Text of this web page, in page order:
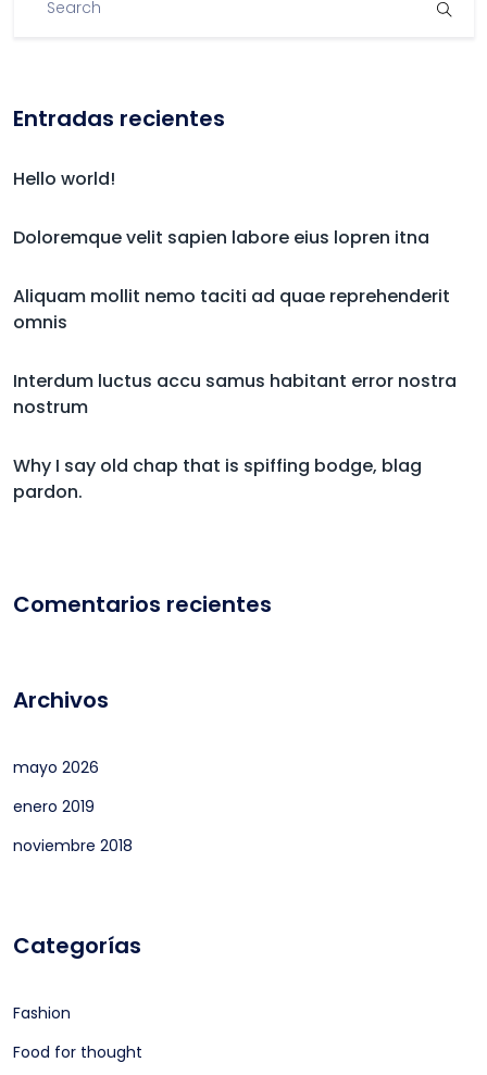
Entradas recientes
Hello world!
Doloremque velit sapien labore eius lopren itna
Aliquam mollit nemo taciti ad quae reprehenderit
omnis
Interdum luctus accu samus habitant error nostra
nostrum
Why I say old chap that is spiffing bodge, blag
pardon.
Comentarios recientes
Archivos
mayo 2026
enero 2019
noviembre 2018
Categorías
Fashion
Food for thought